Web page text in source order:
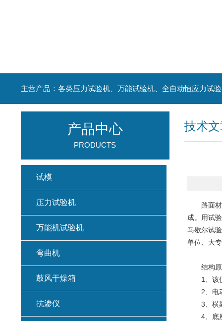
主营产品：各类压力试验机、万能试验机、全自动恒应力试
技术
路面
成。用试
马歇尔试
单位、大
结构原
1、该仪
2、电动
3、横梁
4、底座
产品中心
PRODUCTS
试模
压力试验机
万能机试验机
弯曲机
鼓风干燥箱
抗渗仪